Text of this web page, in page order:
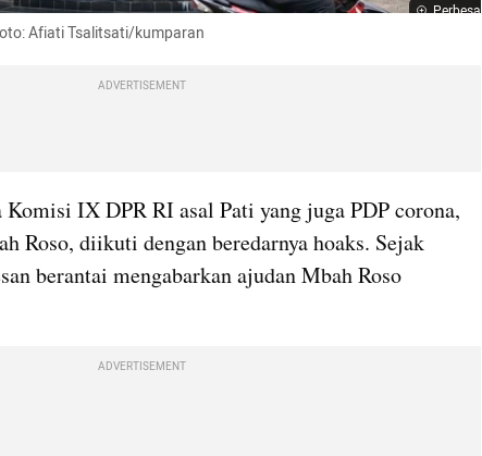
Perbesar
Afiati Tsalitsati/kumparan
ADVERTISEMENT
Roso, diikuti dengan beredarnya hoaks. Sejak
berantai mengabarkan ajudan Mbah Roso
ADVERTISEMENT